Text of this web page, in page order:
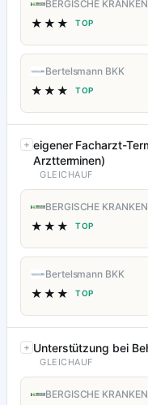
BERGISCHE
★★★ TOP
Bertelsmann BKK
★★★ TOP
eigener Facharzt-
Arztterminen)
GLEICHAUF
BERGISCHE
★★★ TOP
Bertelsmann BKK
★★★ TOP
Unterstützung bei
GLEICHAUF
BERGISCHE